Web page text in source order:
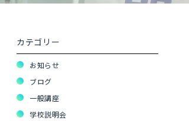
カテゴリー
お知らせ
ブログ
一般講座
学校説明会